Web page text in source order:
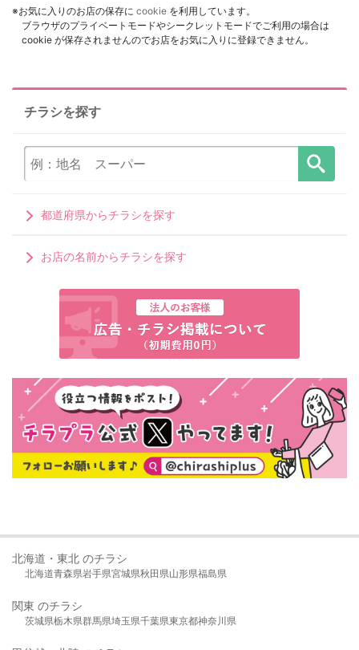
※お気に入りのお店の保存に cookie を利用しています。
ブラウザのプライベートモードやシークレットモードでご利用の場合は
cookie が保存されませんのでお店をお気に入りに登録できません。
チラシを探す
都道府県からチラシを探す
お店の名前からチラシを探す
北海道・東北 のチラシ
北海道青森県岩手県宮城県秋田県山形県福島県
関東 のチラシ
茨城県栃木県群馬県埼玉県千葉県東京都神奈川県